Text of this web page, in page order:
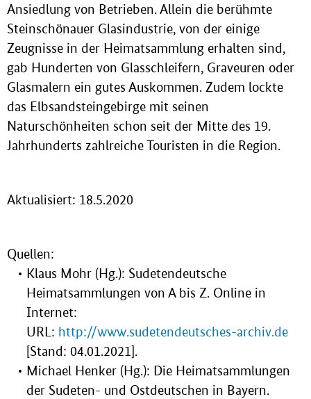
Ansiedlung von Betrieben. Allein die berühmte
Steinschönauer Glasindustrie, von der einige
Zeugnisse in der Heimatsammlung erhalten sind,
gab Hunderten von Glasschleifern, Graveuren oder
Glasmalern ein gutes Auskommen. Zudem lockte
das Elbsandsteingebirge mit seinen
Naturschönheiten schon seit der Mitte des 19.
Jahrhunderts zahlreiche Touristen in die Region.
Aktualisiert: 18.5.2020
Quellen:
Klaus Mohr (Hg.): Sudetendeutsche
Heimatsammlungen von A bis Z. Online in
Internet:
URL: http://www.sudetendeutsches-archiv.de
[Stand: 04.01.2021].
Michael Henker (Hg.): Die Heimatsammlungen
der Sudeten- und Ostdeutschen in Bayern.